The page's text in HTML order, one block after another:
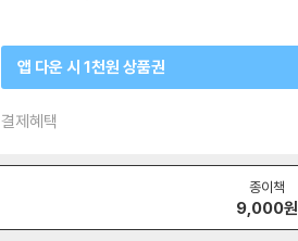
앱 다운 시 1천원 상품권
결제혜택
종이책
9,000원